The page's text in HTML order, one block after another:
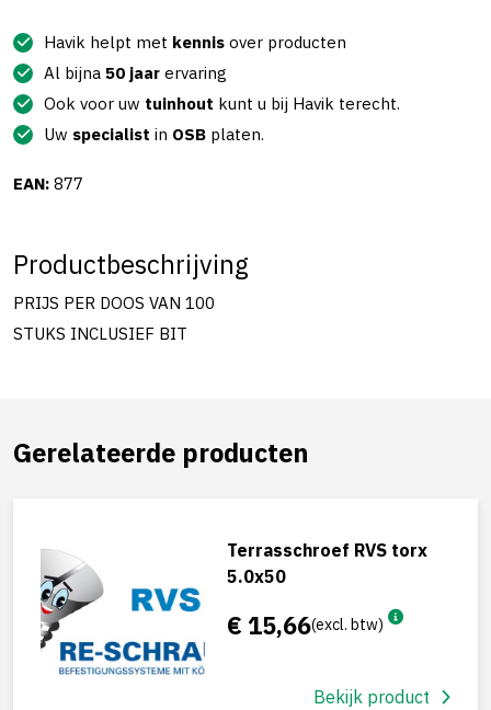
Havik helpt met kennis over producten
Al bijna 50 jaar ervaring
Ook voor uw tuinhout kunt u bij Havik terecht.
Uw specialist in OSB platen.
EAN: 877
Productbeschrijving
PRIJS PER DOOS VAN 100
STUKS INCLUSIEF BIT
Gerelateerde producten
Terrasschroef RVS torx
5.0x50
€ 15,66(excl. btw)
Bekijk product